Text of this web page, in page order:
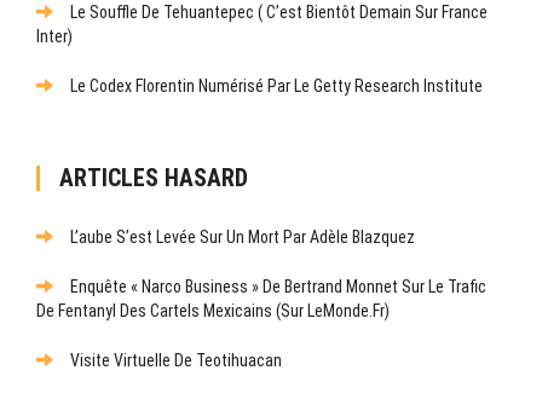
Le Souffle De Tehuantepec ( C’est Bientôt Demain Sur France
Inter)
Le Codex Florentin Numérisé Par Le Getty Research Institute
ARTICLES HASARD
L’aube S’est Levée Sur Un Mort Par Adèle Blazquez
Enquête « Narco Business » De Bertrand Monnet Sur Le Trafic
De Fentanyl Des Cartels Mexicains (sur LeMonde.fr)
Visite Virtuelle De Teotihuacan